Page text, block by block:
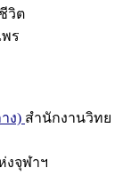
วิต
ร
ง) สำนักงานวิทย
งจุฬาฯ